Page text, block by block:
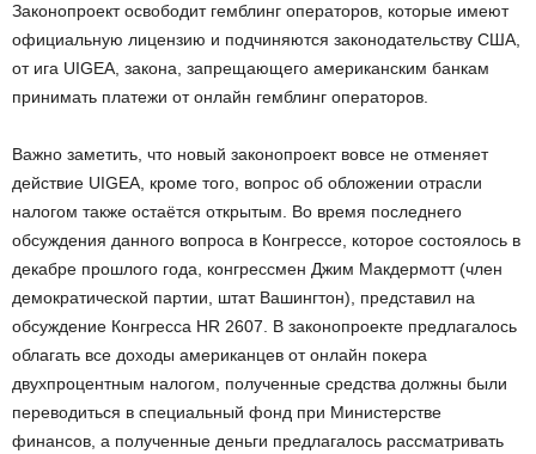
Законопроект освободит гемблинг операторов, которые имеют
официальную лицензию и подчиняются законодательству США,
от ига UIGEA, закона, запрещающего американским банкам
принимать платежи от онлайн гемблинг операторов.
Важно заметить, что новый законопроект вовсе не отменяет
действие UIGEA, кроме того, вопрос об обложении отрасли
налогом также остаётся открытым. Во время последнего
обсуждения данного вопроса в Конгрессе, которое состоялось в
декабре прошлого года, конгрессмен Джим Макдермотт (член
демократической партии, штат Вашингтон), представил на
обсуждение Конгресса HR 2607. В законопроекте предлагалось
облагать все доходы американцев от онлайн покера
двухпроцентным налогом, полученные средства должны были
переводиться в специальный фонд при Министерстве
финансов, а полученные деньги предлагалось рассматривать